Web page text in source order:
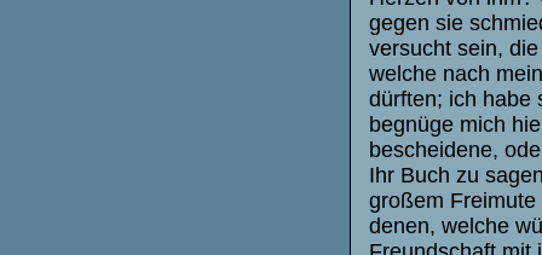
gegen sie
versucht sein,
welche nach
dürften; ich habe
begnüge mich
bescheidene,
Ihr Buch zu
großem
denen, welche